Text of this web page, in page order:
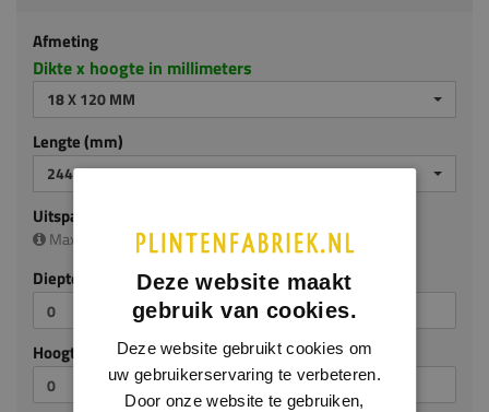
Afmeting
Dikte x hoogte in millimeters
18 X 120 MM
Lengte (mm)
2440 MM
Uitsparing
Maximale uitsparing is (diep/hoog):13 x 90 mm
Diepte (mm)
Hoogte (mm)
Deze website maakt
gebruik van cookies.
Deze website gebruikt cookies om
uw gebruikerservaring te verbeteren.
Door onze website te gebruiken,